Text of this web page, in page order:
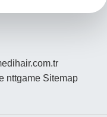
nttgame Sitemap